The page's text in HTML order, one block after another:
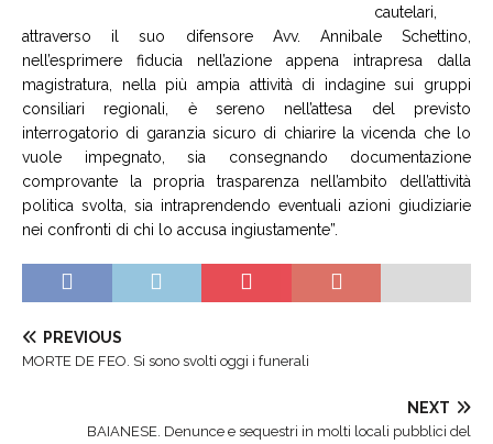
cautelari,
attraverso il suo difensore Avv. Annibale Schettino,
nell’esprimere fiducia nell’azione appena intrapresa dalla
magistratura, nella più ampia attività di indagine sui gruppi
consiliari regionali, è sereno nell’attesa del previsto
interrogatorio di garanzia sicuro di chiarire la vicenda che lo
vuole impegnato, sia consegnando documentazione
comprovante la propria trasparenza nell’ambito dell’attività
politica svolta, sia intraprendendo eventuali azioni giudiziarie
nei confronti di chi lo accusa ingiustamente”.
PREVIOUS
MORTE DE FEO. Si sono svolti oggi i funerali
NEXT
BAIANESE. Denunce e sequestri in molti locali pubblici del